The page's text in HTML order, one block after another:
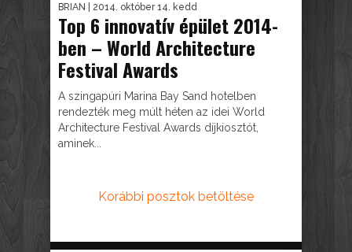
BRIAN | 2014. október 14. kedd
Top 6 innovatív épület 2014-
ben – World Architecture
Festival Awards
A szingapúri Marina Bay Sand hotelben
rendezték meg múlt héten az idei World
Architecture Festival Awards díjkiosztót,
aminek...
Korábbi posztok betöltése